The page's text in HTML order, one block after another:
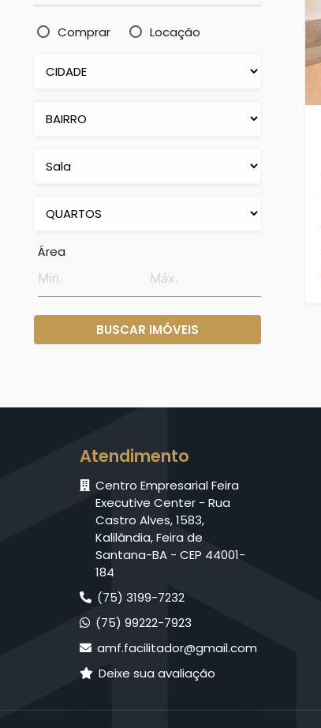
Comprar Locação
Área
BUSCAR IMÓVEIS
Atendimento
Centro Empresarial Feira
Executive Center - Rua
Castro Alves, 1583,
Kalilândia, Feira de
Santana-BA - CEP 44001-
184
(75) 3199-7232
(75) 99222-7923
amf.facilitador@gmail.com
Deixe sua avaliação